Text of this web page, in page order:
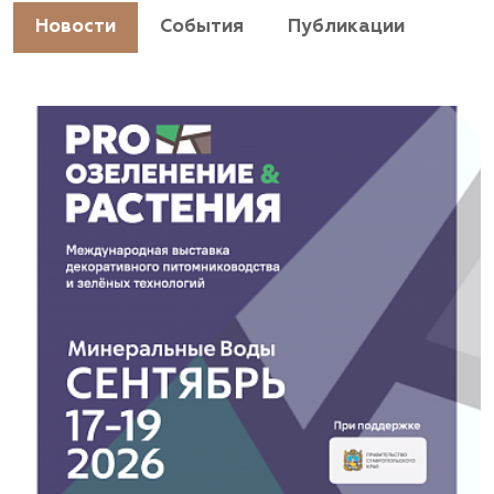
Владимирская область, Киржачский район, пос.
Знаменское
(929) 992-7100
Московская область, Каширский р-н, дер.
Барабаново
(929) 992-7100
pitomnik-kashira.ru
Новости События Публикации